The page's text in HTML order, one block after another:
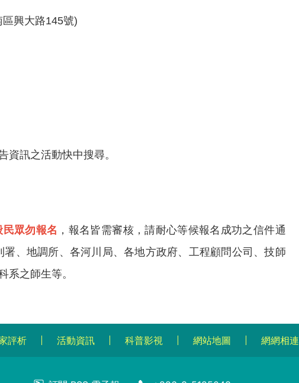
興大路145號)
訊之活動快中搜尋。
眾勿報名 ，報名皆需審核，請耐心等候報名成功之信件通
、地調所、各河川局、各地方政府、工程顧問公司、技師
系之師生等。
評析 活動資訊 科普影視 網站地圖 網網相連